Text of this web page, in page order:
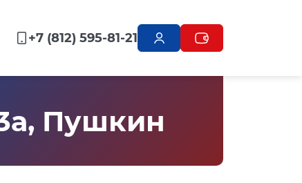
+7 (812) 595-81-21
Пушкин